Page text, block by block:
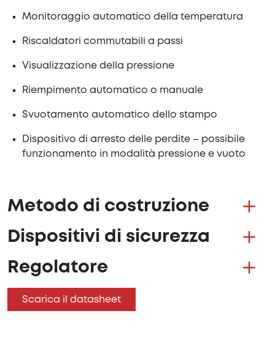
Monitoraggio automatico della temperatura
Riscaldatori commutabili a passi
Visualizzazione della pressione
Riempimento automatico o manuale
Svuotamento automatico dello stampo
Dispositivo di arresto delle perdite – possibile
funzionamento in modalità pressione e vuoto
Metodo di costruzione
Dispositivi di sicurezza
Regolatore
Scarica il datasheet